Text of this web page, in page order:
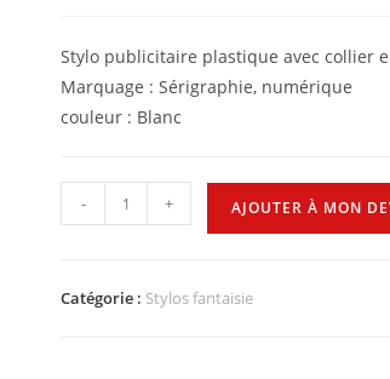
Stylo publicitaire plastique avec collier
Marquage : Sérigraphie, numérique
couleur : Blanc
- + AJOUTER À MON
Catégorie : Stylos fantaisie